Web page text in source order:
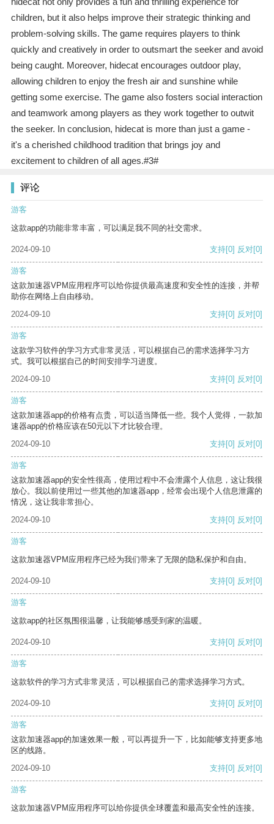
children, but it also helps improve their strategic thinking and
problem-solving skills. The game requires players to think
quickly and creatively in order to outsmart the seeker and avoid
being caught. Moreover, hidecat encourages outdoor play,
allowing children to enjoy the fresh air and sunshine while
getting some exercise. The game also fosters social interaction
and teamwork among players as they work together to outwit
the seeker. In conclusion, hidecat is more than just a game -
it's a cherished childhood tradition that brings joy and
excitement to children of all ages.#3#
评论
游客
这款app的功能非常丰富，可以满足我不同的社交需求。
2024-09-10 支持[0] 反对[0]
游客
这款加速器VPM应用程序可以给你提供最高速度和安全性的连接，并帮
助你在网络上自由移动。
2024-09-10
支持[0] 反对[0]
游客
这款学习软件的学习方式非常灵活，可以根据自己的需求选择学习方
式。我可以根据自己的时间安排学习进度。
2024-09-10
支持[0] 反对[0]
游客
这款加速器app的价格有点贵，可以适当降低一些。我个人觉得，一款加
速器app的价格应该在50元以下才比较合理。
2024-09-10
支持[0] 反对[0]
游客
这款加速器app的安全性很高，使用过程中不会泄露个人信息，这让我很
放心。我以前使用过一些其他的加速器app，经常会出现个人信息泄露的
情况，这让我非常担心。
2024-09-10
支持[0] 反对[0]
游客
这款加速器VPM应用程序已经为我们带来了无限的隐私保护和自由。
2024-09-10 支持[0] 反对[0]
游客
这款app的社区氛围很温馨，让我能够感受到家的温暖。
2024-09-10 支持[0] 反对[0]
游客
这款软件的学习方式非常灵活，可以根据自己的需求选择学习方式。
2024-09-10 支持[0] 反对[0]
游客
这款加速器app的加速效果一般，可以再提升一下，比如能够支持更多地
区的线路。
2024-09-10
支持[0] 反对[0]
游客
这款加速器VPM应用程序可以给你提供全球覆盖和最高安全性的连接。